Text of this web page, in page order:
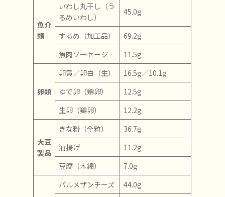
魚介
類
いわし丸干し（う
るめいわし）
45.0g
するめ（加工品）
69.2g
魚肉ソーセージ
11.5g
卵類
卵黄／卵白（生）
16.5g／10.1g
ゆで卵（鶏卵）
12.5g
生卵（鶏卵）
12.2g
大豆
製品
きな粉（全粒）
36.7g
油揚げ
11.2g
豆腐（木綿）
7.0g
パルメザンチーズ
44.0g